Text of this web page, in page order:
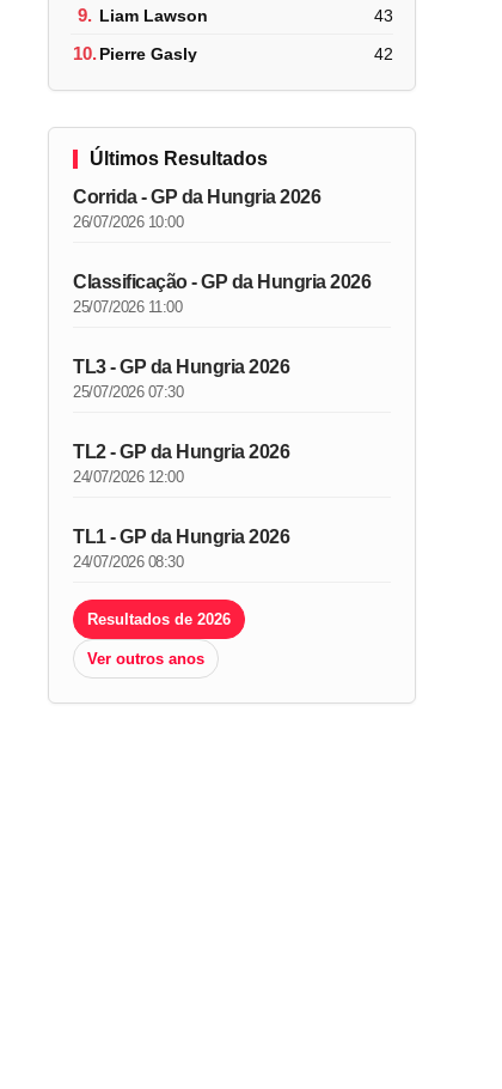
9. Liam Lawson 43
10.Pierre Gasly 42
Últimos Resultados
Corrida - GP da Hungria 2026
26/07/2026 10:00
Classificação - GP da Hungria 2026
25/07/2026 11:00
TL3 - GP da Hungria 2026
25/07/2026 07:30
TL2 - GP da Hungria 2026
24/07/2026 12:00
TL1 - GP da Hungria 2026
24/07/2026 08:30
Resultados de 2026
Ver outros anos